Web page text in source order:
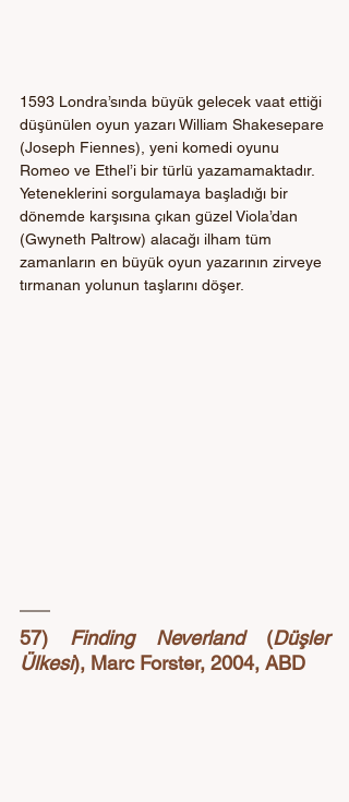
1593 Londra’sında büyük gelecek vaat ettiği
düşünülen oyun yazarı William Shakesepare
(Joseph Fiennes), yeni komedi oyunu
Romeo ve Ethel’i bir türlü yazamamaktadır.
Yeteneklerini sorgulamaya başladığı bir
dönemde karşısına çıkan güzel Viola’dan
(Gwyneth Paltrow) alacağı ilham tüm
zamanların en büyük oyun yazarının zirveye
tırmanan yolunun taşlarını döşer.
57) Finding Neverland (Düşler
Ülkesi), Marc Forster, 2004, ABD